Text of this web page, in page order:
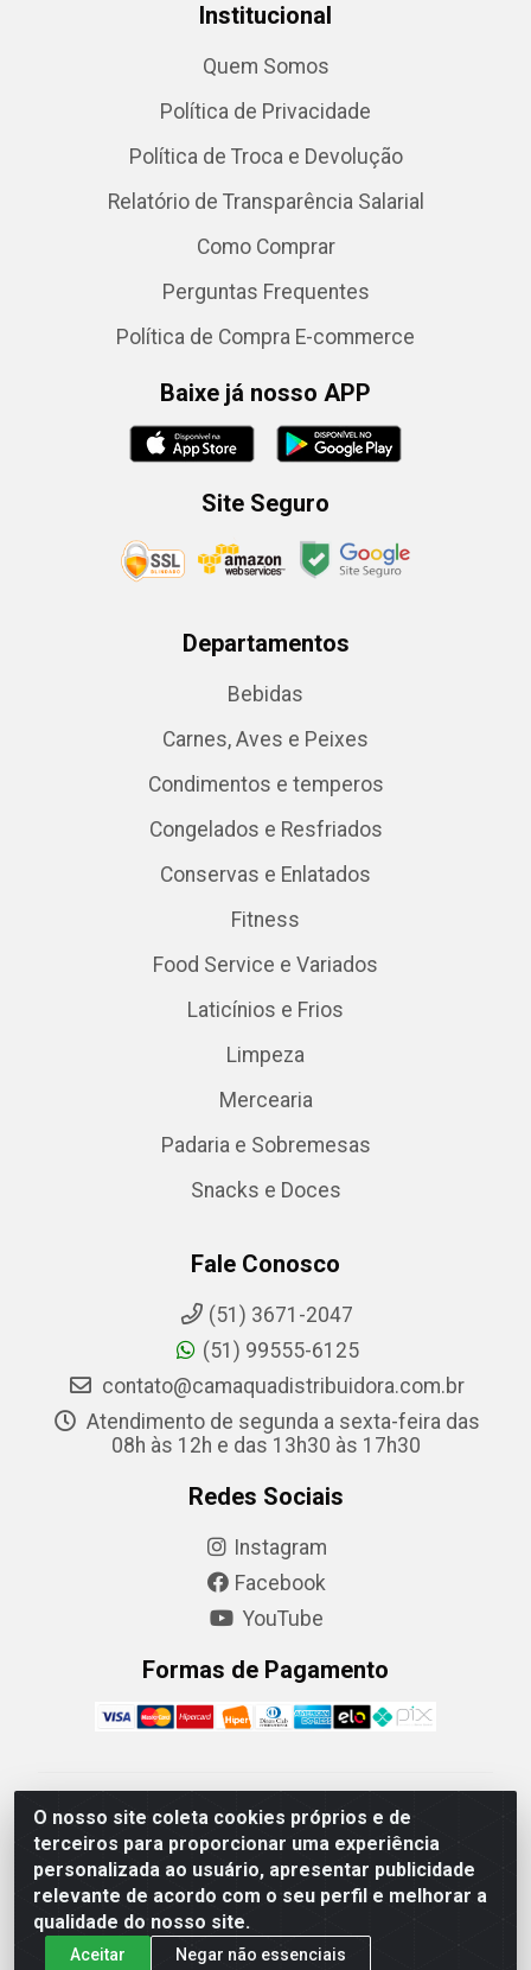
O nosso site coleta cookies próprios e de
terceiros para proporcionar uma experiência
personalizada ao usuário, apresentar publicidade
relevante de acordo com o seu perfil e melhorar a
qualidade do nosso site.
Aceitar Negar não essenciais
Institucional
Quem Somos
Política de Privacidade
Política de Troca e Devolução
Relatório de Transparência Salarial
Como Comprar
Perguntas Frequentes
Política de Compra E-commerce
Baixe já nosso APP
Site Seguro
Departamentos
Bebidas
Carnes, Aves e Peixes
Condimentos e temperos
Congelados e Resfriados
Conservas e Enlatados
Fitness
Food Service e Variados
Laticínios e Frios
Limpeza
Mercearia
Padaria e Sobremesas
Snacks e Doces
Fale Conosco
(51) 3671-2047
(51) 99555-6125
contato@camaquadistribuidora.com.br
Atendimento de segunda a sexta-feira das
08h às 12h e das 13h30 às 17h30
Redes Sociais
Instagram
Facebook
YouTube
Formas de Pagamento
Camaquã Distribuidora Ltda - Avenida Conego Luiz W
Hanquet, 1001 - Parque Residencial do Arroio Duro,
Camaquã/RS - CEP 96.789-102 - CNPJ
07.061.124/0001-26